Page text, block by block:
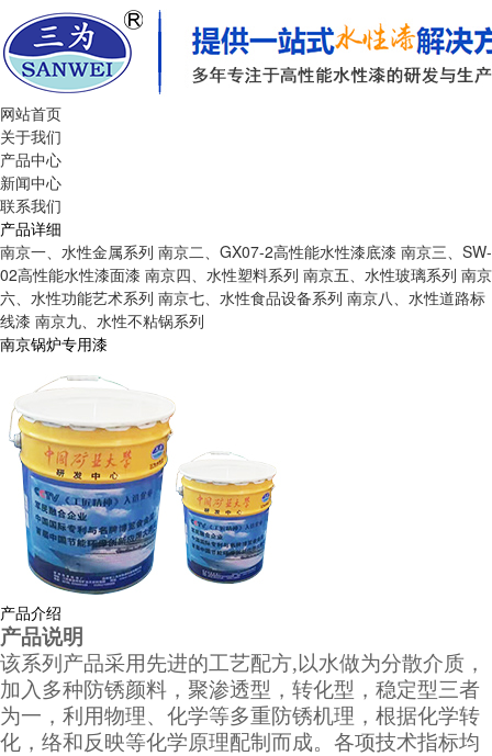
网站首页
关于我们
产品中心
新闻中心
联系我们
产品详细
南京一、水性金属系列 南京二、GX07-2高性能水性漆底漆 南京三、SW-
02高性能水性漆面漆 南京四、水性塑料系列 南京五、水性玻璃系列 南京
六、水性功能艺术系列 南京七、水性食品设备系列 南京八、水性道路标
线漆 南京九、水性不粘锅系列
南京锅炉专用漆
产品介绍
产品说明
该系列产品采用先进的工艺配方,以水做为分散介质，
加入多种防锈颜料，聚渗透型，转化型，稳定型三者
为一，利用物理、化学等多重防锈机理，根据化学转
化，络和反映等化学原理配制而成。各项技术指标均